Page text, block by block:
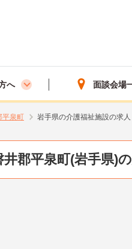
へ 面談会場
平泉町 岩手県の介護福祉施設の求
井郡平泉町(岩手県)